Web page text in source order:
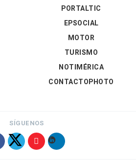
PORTALTIC
EPSOCIAL
MOTOR
TURISMO
NOTIMÉRICA
CONTACTOPHOTO
SÍGUENOS